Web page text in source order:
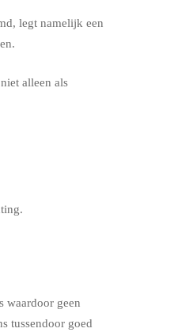
legt namelijk een
alleen als
waardoor geen
tussendoor goed